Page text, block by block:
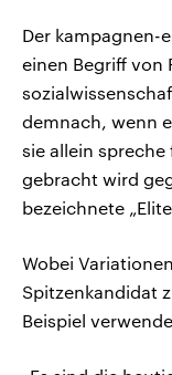
Der kampagnen-
einen Begriff von
demnach, wenn
sie allein spreche
gebracht wird
bezeichnete
Wobei
Spitzenkandidat
Beispiel